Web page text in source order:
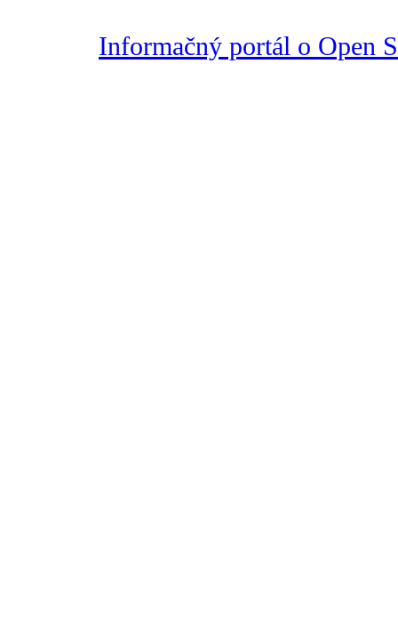
Informačný portál o Open